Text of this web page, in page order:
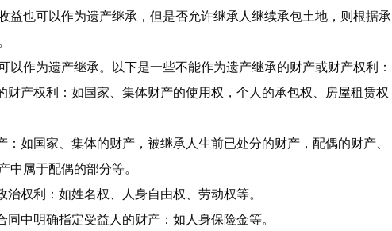
益也可以作为遗产继承，但是否允许继承人继续承包土地，则根据承
以作为遗产继承。以下是一些不能作为遗产继承的财产或财产权利：
财产权利：如国家、集体财产的使用权，个人的承包权、房屋租赁权
如国家、集体的财产，被继承人生前已处分的财产，配偶的财产、
属于配偶的部分等。
权利：如姓名权、人身自由权、劳动权等。
中明确指定受益人的财产：如人身保险金等。